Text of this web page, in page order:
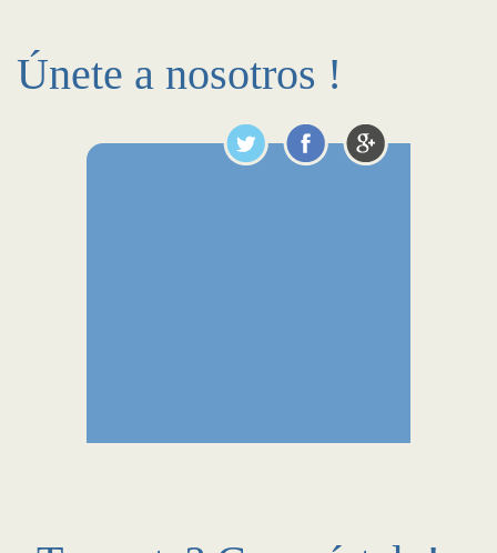
Únete a nosotros !